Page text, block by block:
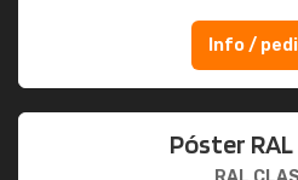
Info /
Póster